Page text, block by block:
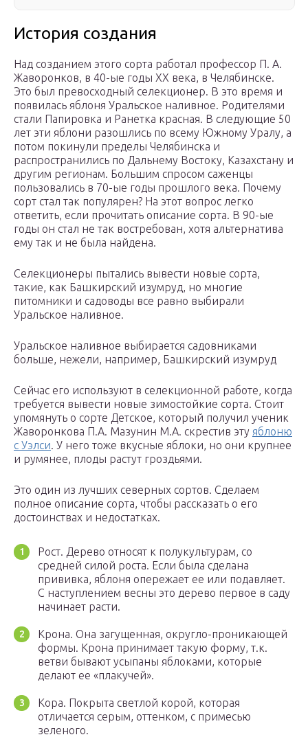
История создания
Над созданием этого сорта работал профессор П. А.
Жаворонков, в 40-ые годы XX века, в Челябинске.
Это был превосходный селекционер. В это время и
появилась яблоня Уральское наливное. Родителями
стали Папировка и Ранетка красная. В следующие 50
лет эти яблони разошлись по всему Южному Уралу, а
потом покинули пределы Челябинска и
распространились по Дальнему Востоку, Казахстану и
другим регионам. Большим спросом саженцы
пользовались в 70-ые годы прошлого века. Почему
сорт стал так популярен? На этот вопрос легко
ответить, если прочитать описание сорта. В 90-ые
годы он стал не так востребован, хотя альтернатива
ему так и не была найдена.
Селекционеры пытались вывести новые сорта,
такие, как Башкирский изумруд, но многие
питомники и садоводы все равно выбирали
Уральское наливное.
Уральское наливное выбирается садовниками
больше, нежели, например, Башкирский изумруд
Сейчас его используют в селекционной работе, когда
требуется вывести новые зимостойкие сорта. Стоит
упомянуть о сорте Детское, который получил ученик
Жаворонкова П.А. Мазунин М.А. скрестив эту яблоню
с Уэлси. У него тоже вкусные яблоки, но они крупнее
и румянее, плоды растут гроздьями.
Это один из лучших северных сортов. Сделаем
полное описание сорта, чтобы рассказать о его
достоинствах и недостатках.
Рост. Дерево относят к полукультурам, со
средней силой роста. Если была сделана
прививка, яблоня опережает ее или подавляет.
С наступлением весны это дерево первое в саду
начинает расти.
Крона. Она загущенная, округло-проникающей
формы. Крона принимает такую форму, т.к.
ветви бывают усыпаны яблоками, которые
делают ее «плакучей».
Кора. Покрыта светлой корой, которая
отличается серым, оттенком, с примесью
зеленого.